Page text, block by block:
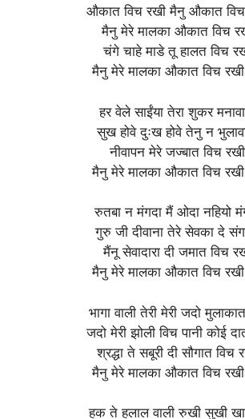
औकात विच रखी मैनु औकात
मैनु मेरे मालका औकात विच
चंगे चाहे माडे तू हालत विच
मैनु मेरे मालका औकात विच
हर वेले साईंया तेरा शुकर
सुख होवे दुःख होवे तेनु न
नीवापन मेरे जज्बात विच
मैनु मेरे मालका औकात विच
रुतबा न मंगदा मैं ओदा नहियो
गुरु जी दीवाना तेरे सेवका दे
मैंनू सेवादारा दी जमात विच
मैनु मेरे मालका औकात विच
भागा वाली तेरी मेरी जदो
जदो मेरी झोली विच पानी कोई
श्रद्धा ते सबूरी दी सौगात विच
मैनु मेरे मालका औकात विच
हक ते हलाल वाली रुखी सुखी